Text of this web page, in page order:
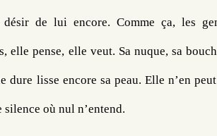
de lui encore. Comme ça, les
elle pense, elle veut. Sa nuque, sa
dure lisse encore sa peau. Elle n’en
silence où nul n’entend.